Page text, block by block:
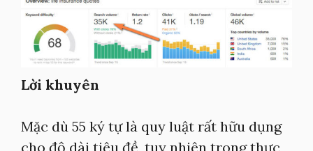
Lời khuyên
Mặc dù 55 ký tự là quy luật rất hữu dụng
cho độ dài tiêu đề, tuy nhiên trong thực